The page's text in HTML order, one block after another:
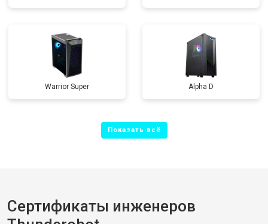
Warrior Super Alpha D
Сертификаты инженеров